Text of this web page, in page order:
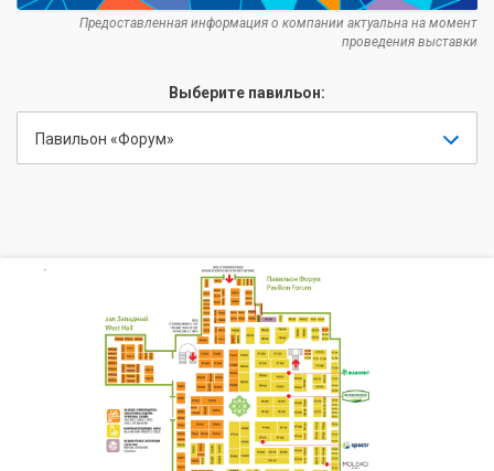
Предоставленная информация о компании актуальна на момент
проведения выставки
Выберите павильон:
Павильон «Форум»